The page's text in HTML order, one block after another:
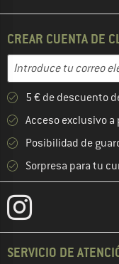
CREAR CUENTA DE
Dirección de correo
Introduce aquí tu
5 € de descuento
Acceso exclusivo
Posibilidad de
Sorpresa para tu
SERVICIO DE